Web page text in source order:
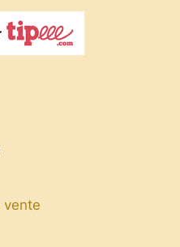
vente